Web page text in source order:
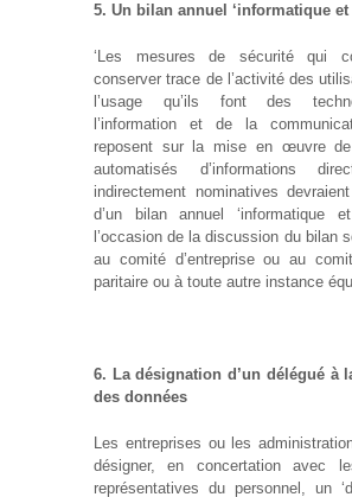
5. Un bilan annuel ‘informatique et
‘Les mesures de sécurité qui
conserver trace de l’activité des
l’usage qu’ils font des
l’information et de la
reposent sur la mise en œuvre de
automatisés d’informations
indirectement nominatives
d’un bilan annuel ‘informatique
l’occasion de la discussion du bilan
au comité d’entreprise ou au
paritaire ou à toute autre instance
6. La désignation d’un délégué à
des données
Les entreprises ou les
désigner, en concertation avec
représentatives du personnel, un